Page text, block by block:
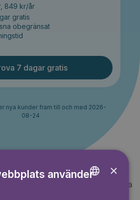
849 kr/år
gratis
obegränsat
7 dagar gratis
nya kunder fram till och med 2026-
08-24
Visa alla
×
använder